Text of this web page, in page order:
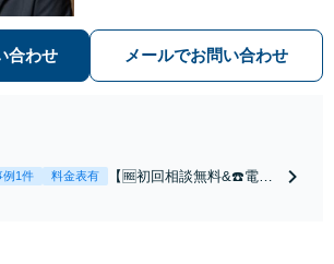
りなし・相談回数無制限を叶えた企
業法務プラン
合わせ メールでお問い合わせ
例1件 料金表有
【🆓初回相談無料&☎️電話